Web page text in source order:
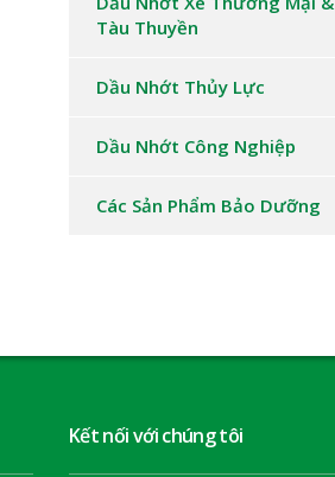
Tàu Thuyền
Dầu Nhớt Thủy Lực
Dầu Nhớt Công Nghiệp
Các Sản Phẩm Bảo Dưỡng
Kết nối với chúng tôi